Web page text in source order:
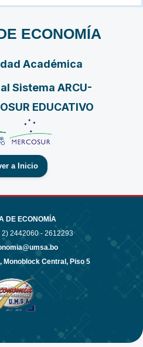
ECONOMÍA
Académica
al Sistema ARCU-
EDUCATIVO
a Inicio
DE ECONOMÍA
2) 2442060 - 2612293
Monoblock Central, Piso 5